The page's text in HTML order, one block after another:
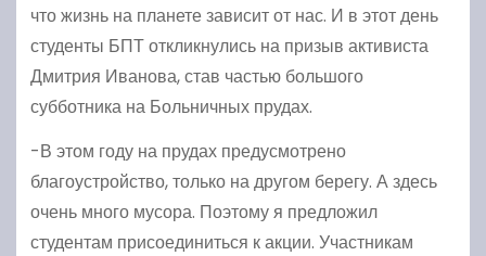
что жизнь на планете зависит от нас. И в этот день
студенты БПТ откликнулись на призыв активиста
Дмитрия Иванова, став частью большого
субботника на Больничных прудах.
-В этом году на прудах предусмотрено
благоустройство, только на другом берегу. А здесь
очень много мусора. Поэтому я предложил
студентам присоединиться к акции. Участникам